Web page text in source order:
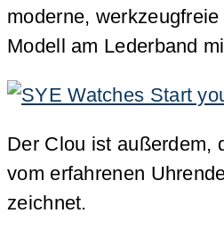
moderne,
Modell am Lederband
Der Clou ist außerdem,
vom erfahrenen
zeichnet.